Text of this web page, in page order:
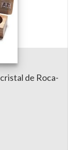
de Roca-